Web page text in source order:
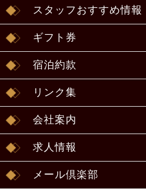
スタッフおすすめ情報
ギフト券
宿泊約款
リンク集
会社案内
求人情報
メール倶楽部